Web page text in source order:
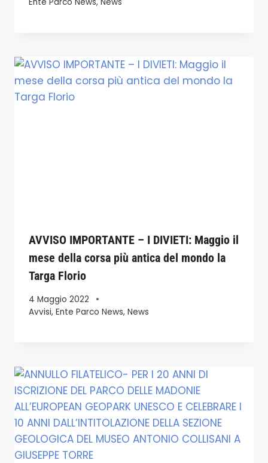
Ente Parco News, News
AVVISO IMPORTANTE – I DIVIETI: Maggio il
mese della corsa più antica del mondo la
Targa Florio
4 Maggio 2022
Avvisi, Ente Parco News, News